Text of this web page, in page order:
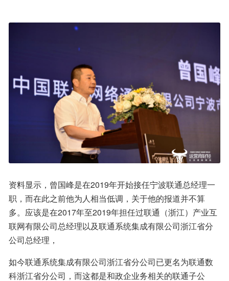
资料显示，曾国峰是在2019年开始接任宁波联通总经理一
职，而在此之前他为人相当低调，关于他的报道并不算
多。应该是在2017年至2019年担任过联通（浙江）产业互
联网有限公司总经理以及联通系统集成有限公司浙江省分
公司总经理，
如今联通系统集成有限公司浙江省分公司已更名为联通数
科浙江省分公司，而这都是和政企业务相关的联通子公